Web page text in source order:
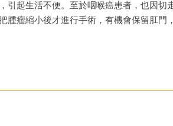
引起生活不便。至於咽喉癌患者，也因
腫瘤縮小後才進行手術，有機會保留肛